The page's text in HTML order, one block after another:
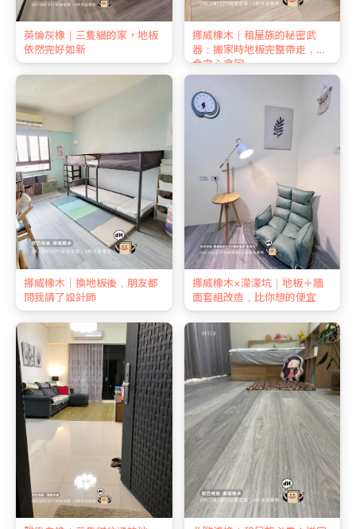
英倫灰橡｜三隻貓的家，地板
依然完好如新
挪威橡木｜租屋族的秘密武
器：搬家時地板完整帶走，押
金安心拿回
挪威橡木｜換地板後，朋友都
問我請了設計師
挪威橡木×濛濛坑｜地板＋牆
面套組改造，比你想的便宜